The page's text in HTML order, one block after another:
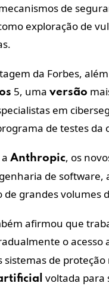
de
exploração de
da Forbes,
5, uma versão
em
de testes da
Anthropic, os
de
de grandes volumes
afirmou que
o acesso
sistemas de
voltada para